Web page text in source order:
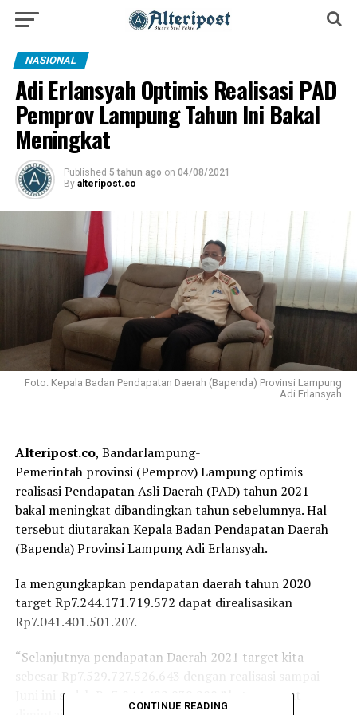
NASIONAL
Adi Erlansyah Optimis Realisasi PAD
Pemprov Lampung Tahun Ini Bakal
Meningkat
Published 5 tahun ago on 04/08/2021
By alteripost.co
Foto: Kepala Badan Pendapatan Daerah (Bapenda) Provinsi Lampung
Adi Erlansyah
Alteripost.co, Bandarlampung-
Pemerintah provinsi (Pemprov) Lampung optimis
realisasi Pendapatan Asli Daerah (PAD) tahun 2021
bakal meningkat dibandingkan tahun sebelumnya. Hal
tersebut diutarakan Kepala Badan Pendapatan Daerah
(Bapenda) Provinsi Lampung Adi Erlansyah.
Ia mengungkapkan pendapatan daerah tahun 2020
target Rp7.244.171.719.572 dapat direalisasikan
Rp7.041.401.501.207.
“Selanjutnya pendapatan Daerah 2021 target kita
sebesar Rp7.529.727.526.643 dengan realisasi sampai
Juni ini sudah Rp3.844.422.939.288,” katanya saat
CONTINUE READING